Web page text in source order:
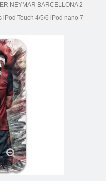
NEYMAR BARCELLONA 2
Touch 4/5/6 iPod nano 7